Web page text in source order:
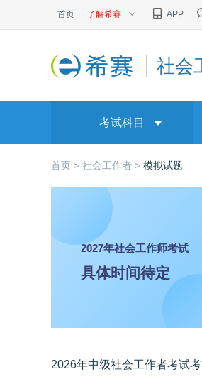
首页 了解希赛 APP
社会
考试科目
首页 > 社会工作者 > 模拟试题
2027年社会工作师考试
具体时间待定
2026年中级社会工作者考试